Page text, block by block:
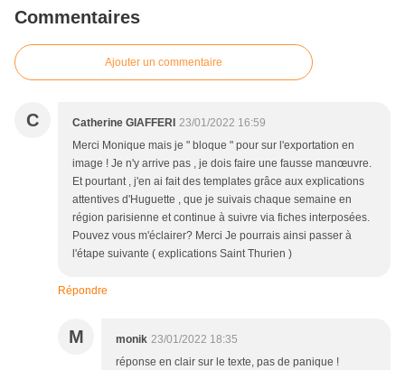
Commentaires
Ajouter un commentaire
C Catherine GIAFFERI 23/01/2022 16:59
Merci Monique mais je " bloque " pour sur l'exportation en
image ! Je n'y arrive pas , je dois faire une fausse manœuvre.
Et pourtant , j'en ai fait des templates grâce aux explications
attentives d'Huguette , que je suivais chaque semaine en
région parisienne et continue à suivre via fiches interposées.
Pouvez vous m'éclairer? Merci Je pourrais ainsi passer à
l'étape suivante ( explications Saint Thurien )
Répondre
M monik 23/01/2022 18:35
réponse en clair sur le texte, pas de panique !